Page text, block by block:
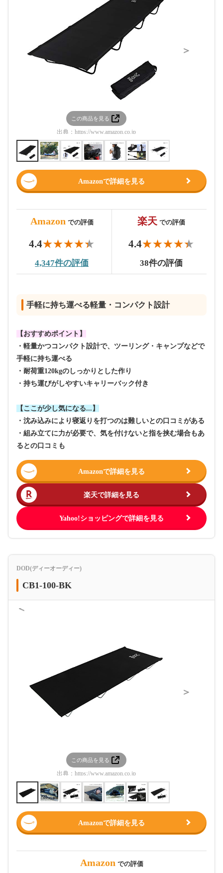
この商品を見る
出典： https://www.amazon.co.jp
＞
Amazonで詳細を見る
Amazon での評価
4.4
4,347件の評価
楽天 での評価
4.4
38件の評価
手軽に持ち運べる軽量・コンパクト設計
【おすすめポイント】
・軽量かつコンパクト設計で、ツーリング・キャンプなどで
手軽に持ち運べる
・耐荷重120kgのしっかりとした作り
・持ち運びがしやすいキャリーバック付き
【ここが少し気になる...】
・沈み込みにより寝返りを打つのは難しいとの口コミがある
・組み立てに力が必要で、気を付けないと指を挟む場合もあ
るとの口コミも
Amazonで詳細を見る
楽天で詳細を見る
Yahoo!ショッピングで詳細を見る
DOD(ディーオーディー)
CB1-100-BK
＜
この商品を見る
出典： https://www.amazon.co.jp
＞
Amazonで詳細を見る
Amazon での評価